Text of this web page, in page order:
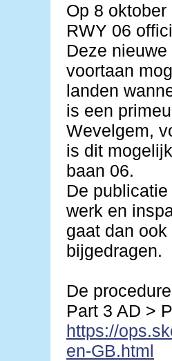
Op 8
RWY 06
Deze
voortaan
landen
is een
Wevelgem,
is dit
baan 06.
De
werk en
gaat dan
bijgedragen.
De
Part 3 AD >
https://
en-GB.html